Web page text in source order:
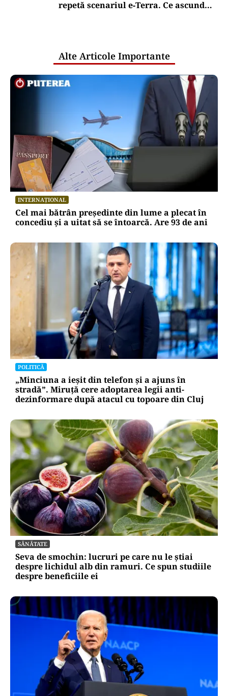
repetă scenariul e‑Terra. Ce ascund
Alte Articole Importante
INTERNAȚIONAL
Cel mai bătrân președinte din lume a plecat în
concediu și a uitat să se întoarcă. Are 93 de ani
POLITICĂ
„Minciuna a ieșit din telefon și a ajuns în
stradă”. Miruță cere adoptarea legii anti-
dezinformare după atacul cu topoare din Cluj
SĂNĂTATE
Seva de smochin: lucruri pe care nu le știai
despre lichidul alb din ramuri. Ce spun studiile
despre beneficiile ei